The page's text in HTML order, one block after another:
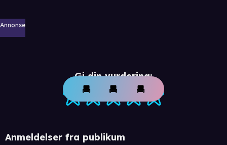
Annonse
Gi din vurdering:
Anmeldelser fra publikum